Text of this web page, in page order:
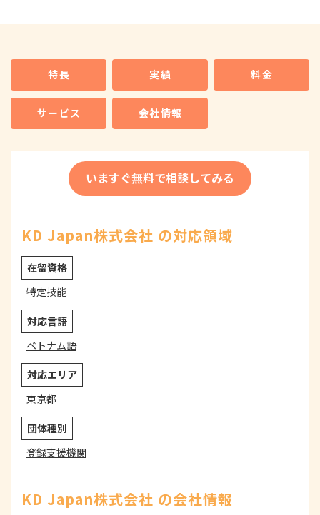
特長 実績 料金
サービス 会社情報
いますぐ無料で相談してみる
KD Japan株式会社 の対応領域
在留資格
特定技能
対応言語
ベトナム語
対応エリア
東京都
団体種別
登録支援機関
KD Japan株式会社 の会社情報